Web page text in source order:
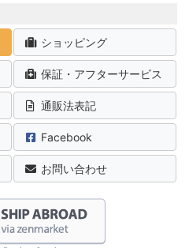
ショッピング
保証・アフターサービス
通販法表記
Facebook
お問い合わせ